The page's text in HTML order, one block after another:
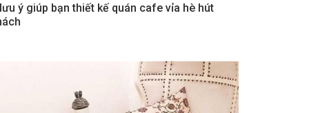
ý giúp bạn thiết kế quán cafe vỉa hè hút